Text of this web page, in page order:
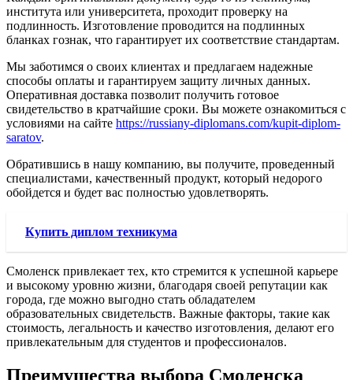
института или университета, проходит проверку на
подлинность. Изготовление проводится на подлинных
бланках гознак, что гарантирует их соответствие стандартам.
Мы заботимся о своих клиентах и предлагаем надежные
способы оплаты и гарантируем защиту личных данных.
Оперативная доставка позволит получить готовое
свидетельство в кратчайшие сроки. Вы можете ознакомиться с
условиями на сайте https://russiany-diplomans.com/kupit-diplom-
saratov.
Обратившись в нашу компанию, вы получите, проведенный
специалистами, качественный продукт, который недорого
обойдется и будет вас полностью удовлетворять.
Купить диплом техникума
Смоленск привлекает тех, кто стремится к успешной карьере
и высокому уровню жизни, благодаря своей репутации как
города, где можно выгодно стать обладателем
образовательных свидетельств. Важные факторы, такие как
стоимость, легальность и качество изготовления, делают его
привлекательным для студентов и профессионалов.
Преимущества выбора Смоленска